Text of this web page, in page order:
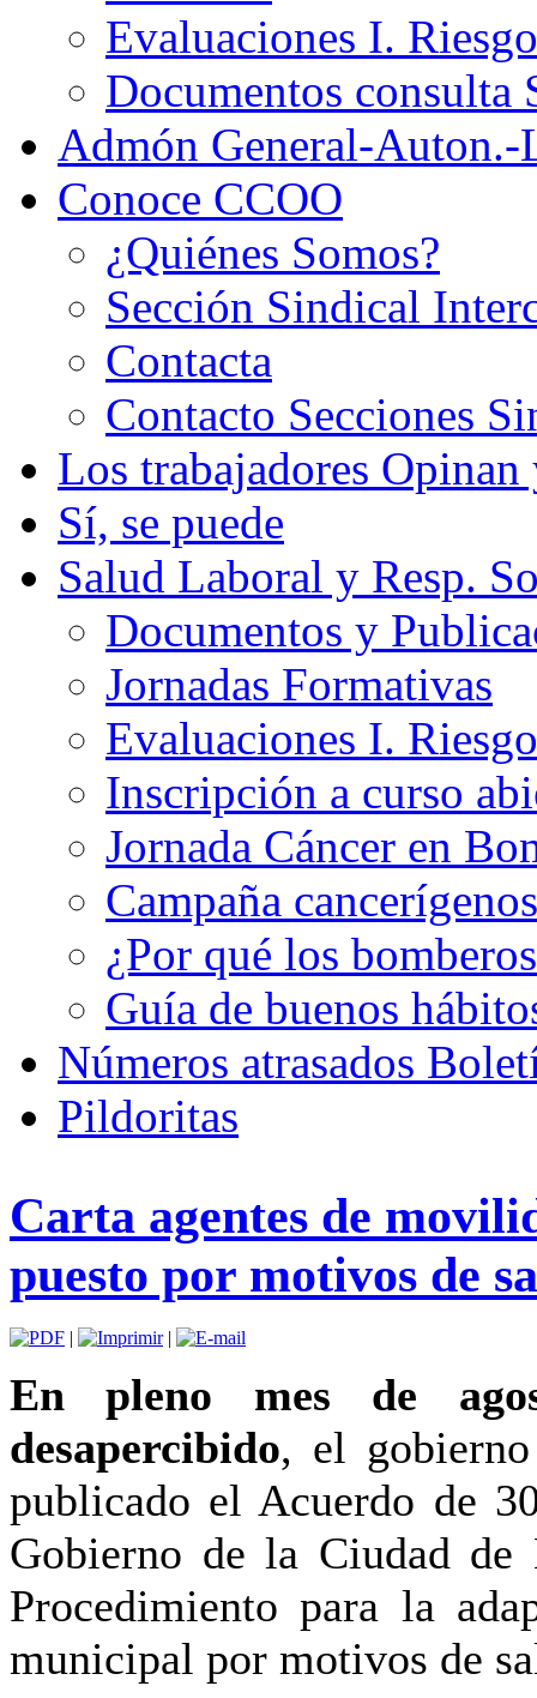
Evaluaciones I.
Documentos consulta
Admón General-Auton.-
Conoce CCOO
¿Quiénes Somos?
Sección Sindical
Contacta
Contacto Secciones
Los trabajadores Opinan
Sí, se puede
Salud Laboral y Resp.
Documentos y
Jornadas Formativas
Evaluaciones I.
Inscripción a curso
Jornada Cáncer en
Campaña
¿Por qué los
Guía de buenos
Números atrasados
Pildoritas
Carta agentes de
puesto por motivos de
| |
En pleno mes de
desapercibido, el
publicado el Acuerdo de
Gobierno de la Ciudad
Procedimiento para la
municipal por motivos de